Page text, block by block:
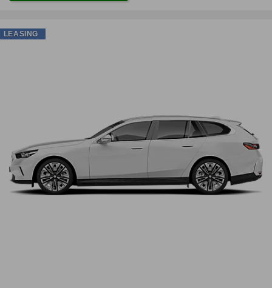
LEASING